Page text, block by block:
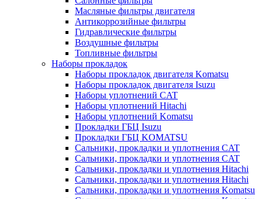
Масляные фильтры двигателя
Антикоррозийные фильтры
Гидравлические фильтры
Воздушные фильтры
Топливные фильтры
Наборы прокладок
Наборы прокладок двигателя Komatsu
Наборы прокладок двигателя Isuzu
Наборы уплотнений CAT
Наборы уплотнений Hitachi
Наборы уплотнений Komatsu
Прокладки ГБЦ Isuzu
Прокладки ГБЦ KOMATSU
Сальники, прокладки и уплотнения CAT
Сальники, прокладки и уплотнения CAT
Сальники, прокладки и уплотнения Hitachi
Сальники, прокладки и уплотнения Hitachi
Сальники, прокладки и уплотнения Komatsu